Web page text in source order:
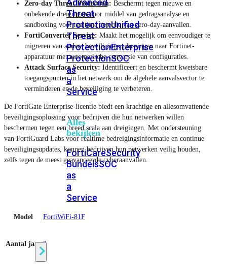
Advanced
Threat
ProtectionUnified
Threat
ProtectionEnterprise
ProtectionSOC
as
a
Service
Alles
bekijken
FortiCareSecurity
BundelsSOC
as
a
Service
Zero-day Threat Protection: Beschermt tegen nieuwe en
onbekende dreigingen door middel van gedragsanalyse en
sandboxing voor realtime detectie van zero-day-aanvallen.
FortiConverter Service: Maakt het mogelijk om eenvoudiger te
migreren van andere beveiligingsoplossingen naar Fortinet-
apparatuur met automatische conversie van configuraties.
Attack Surface Security: Identificeert en beschermt kwetsbare
toegangspunten in het netwerk om de algehele aanvalsvector te
verminderen en de beveiliging te verbeteren.
De FortiGate Enterprise-licentie biedt een krachtige en allesomvattende
beveiligingsoplossing voor bedrijven die hun netwerken willen
beschermen tegen een breed scala aan dreigingen. Met ondersteuning
van FortiGuard Labs voor realtime bedreigingsinformatie en continue
beveiligingsupdates, kunnen bedrijven hun netwerken veilig houden,
zelfs tegen de meest geavanceerde cyberaanvallen.
Model FortiWiFi-81F
Aantal jaar 3